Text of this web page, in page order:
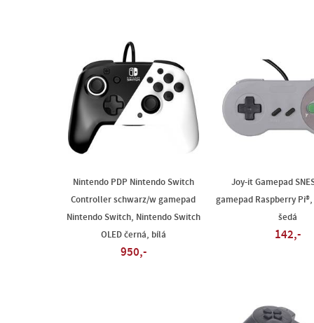
Nintendo PDP Nintendo Switch
Controller schwarz/w gamepad
Nintendo Switch, Nintendo Switch
OLED černá, bílá
950,-
Joy-it Gamepad
gamepad Raspberry
šedá
142,-